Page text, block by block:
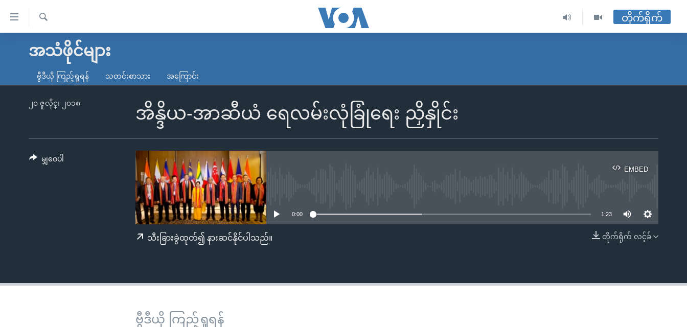
လွယ်ကူ
သည့်
ကျော်
မူလစာမျက်နှာ
ကမ္ဘာ့သတင်းများ
နိုင်ငံတကာ
တရုတ်
အစ္စရေး-ပါလက်စတိုင်း
ရပ်ဝန်းတခု လမ်းတခု အလွန်
အင်္ဂလိပ်စာလေ့လာမယ်
ရ
တိုက်ရိုက်
အသံဖိုင်များ
ဗွီဒီယို ကြည့်ရှုရန် သတင်းစာသား အကြောင်း
အိန္ဒိယ-အာဆီယံ ရေလမ်းလုံခြုံရေး ညှိနှိုင်း
၂၀ ဇူလိုင္၊ ၂၀၁၈
EMBED
EMBED
0:00 1:23
တိုက်ရိုက် လင့်ခ်
သီးခြားခွဲထုတ်၍ နားဆင်နိုင်ပါသည်။
မျှဝေပါ
ဗွီဒီယို ကြည့်ရှုရန်